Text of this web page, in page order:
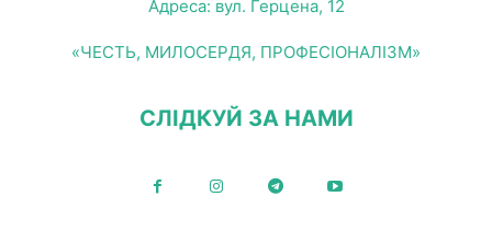
Адреса: вул. Герцена, 12
«ЧЕСТЬ, МИЛОСЕРДЯ, ПРОФЕСІОНАЛІЗМ»
СЛІДКУЙ ЗА НАМИ